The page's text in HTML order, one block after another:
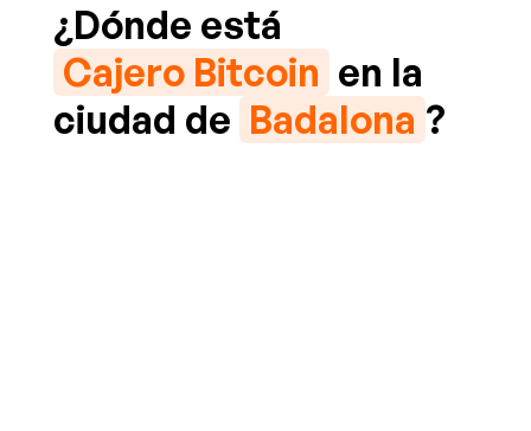
¿Dónde está
Cajero Bitcoin en la
ciudad de Badalona ?